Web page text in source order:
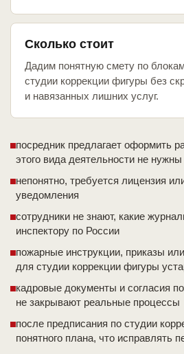
Сколько стоит
Дадим понятную смету по
студии коррекции фигуры без
и навязанных лишних услуг.
посредник предлагает оформить
этого вида деятельности не нужны
непонятно, требуется лицензия
уведомления
сотрудники не знают, какие
инспектору по России
пожарные инструкции, приказы
для студии коррекции фигуры
кадровые документы и согласия
не закрывают реальные процессы
после предписания по студии
понятного плана, что исправлять